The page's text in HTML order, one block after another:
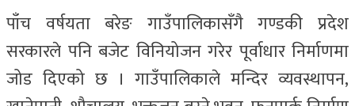
पाँच वर्षयता बरेङ गाउँपालिकासँगै गण्डकी प्रदेश
सरकारले पनि बजेट विनियोजन गरेर पूर्वाधार निर्माणमा
जोड दिएको छ । गाउँपालिकाले मन्दिर व्यवस्थापन,